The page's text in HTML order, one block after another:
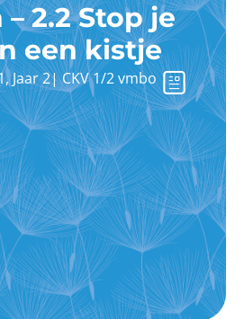
2.2 Stop je
een kistje
,Jaar 2|CKV 1/2 vmbo